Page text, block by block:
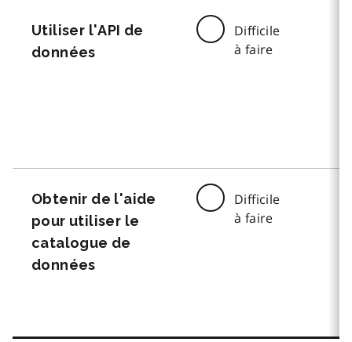
Utiliser l'API de
données
Difficile
à faire
Obtenir de l'aide
pour utiliser le
catalogue de
données
Difficile
à faire